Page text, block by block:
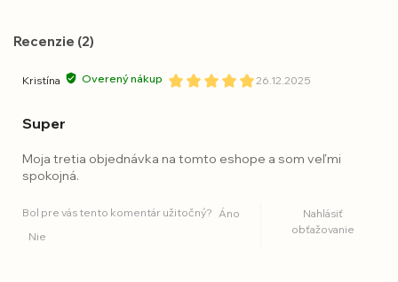
Recenzie (2)
Kristína Overený nákup 26.12.2025
Super
Moja tretia objednávka na tomto eshope a som veľmi
spokojná.
Bol pre vás tento komentár užitočný? Áno
Nie
Nahlásiť
obťažovanie